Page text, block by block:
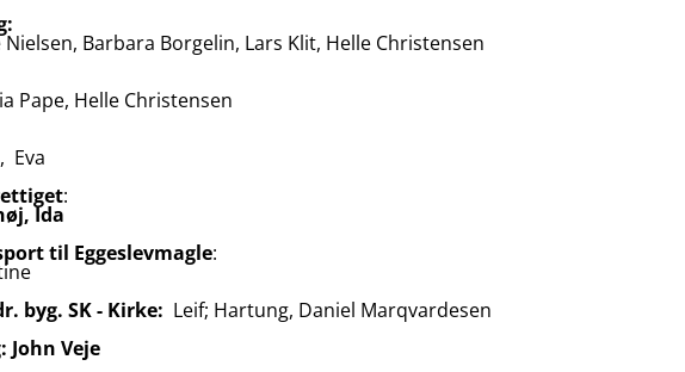
Nielsen, Barbara Borgelin, Lars Klit, Helle Christensen
Pape, Helle Christensen
Eva
:
Ida
til Eggeslevmagle:
byg. SK - Kirke: Leif; Hartung, Daniel Marqvardesen
John Veje